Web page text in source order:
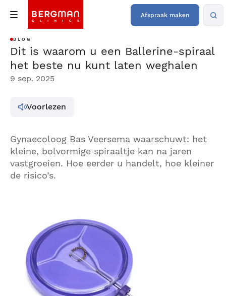
Afspraak maken
BLOG
Dit is waarom u een Ballerine-spiraal
het beste nu kunt laten weghalen
9 sep. 2025
Voorlezen
Gynaecoloog Bas Veersema waarschuwt: het
kleine, bolvormige spiraaltje kan na jaren
vastgroeien. Hoe eerder u handelt, hoe kleiner
de risico’s.